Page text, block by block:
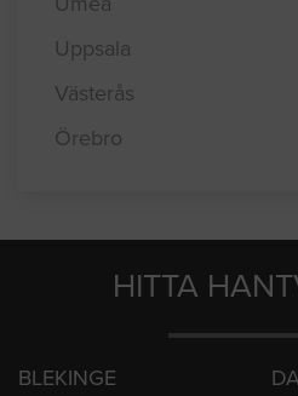
Uppsala
Västerås
Örebro
HITTA
BLEKINGE